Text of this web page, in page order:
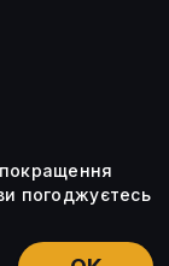
Ви можете
редакцією та
погоджуєтесь